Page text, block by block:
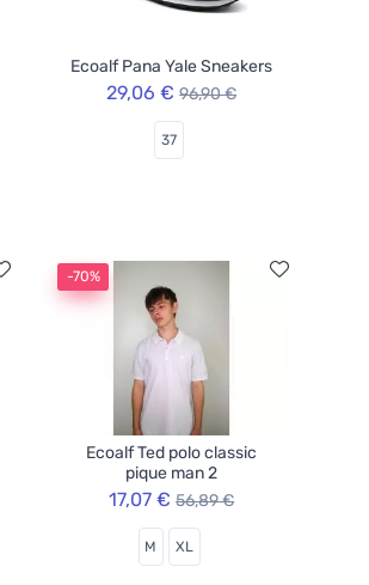
Ecoalf Pana Yale Sneakers
29,06 € 96,90 €
37
-70%
Ecoalf Ted polo classic
pique man 2
17,07 € 56,89 €
M XL